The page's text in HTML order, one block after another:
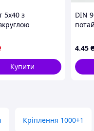
5х40 з
250 шт.
ТМ КРЕПТЕХ
Купити
DIN
4.45 ₴
Кріплення 1000+1